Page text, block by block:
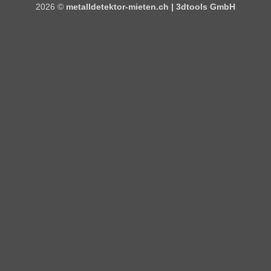
2026 © metalldetektor-mieten.ch | 3dtools GmbH